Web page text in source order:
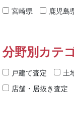
宮崎県
鹿児島
分野別カテ
戸建て査定 土
店舗・居抜き査定